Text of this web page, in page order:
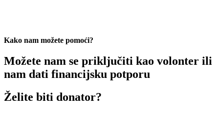
Kako nam možete pomoći?
Možete nam se priključiti kao volonter ili
nam dati financijsku potporu
Želite biti donator?